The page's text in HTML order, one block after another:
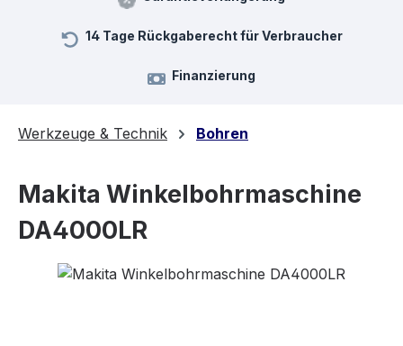
14 Tage Rückgaberecht für Verbraucher
Finanzierung
Werkzeuge & Technik Bohren
Makita Winkelbohrmaschine
DA4000LR
Bildergalerie überspringen